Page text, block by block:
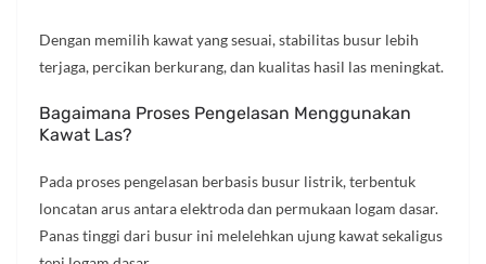
Dengan memilih kawat yang sesuai, stabilitas busur lebih
terjaga, percikan berkurang, dan kualitas hasil las meningkat.
Bagaimana Proses Pengelasan Menggunakan
Kawat Las?
Pada proses pengelasan berbasis busur listrik, terbentuk
loncatan arus antara elektroda dan permukaan logam dasar.
Panas tinggi dari busur ini melelehkan ujung kawat sekaligus